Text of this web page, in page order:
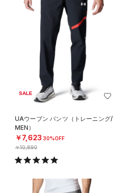
SALE
UAウーブン パンツ（トレーニング/
MEN）
￥7,623 30%OFF
￥10,890